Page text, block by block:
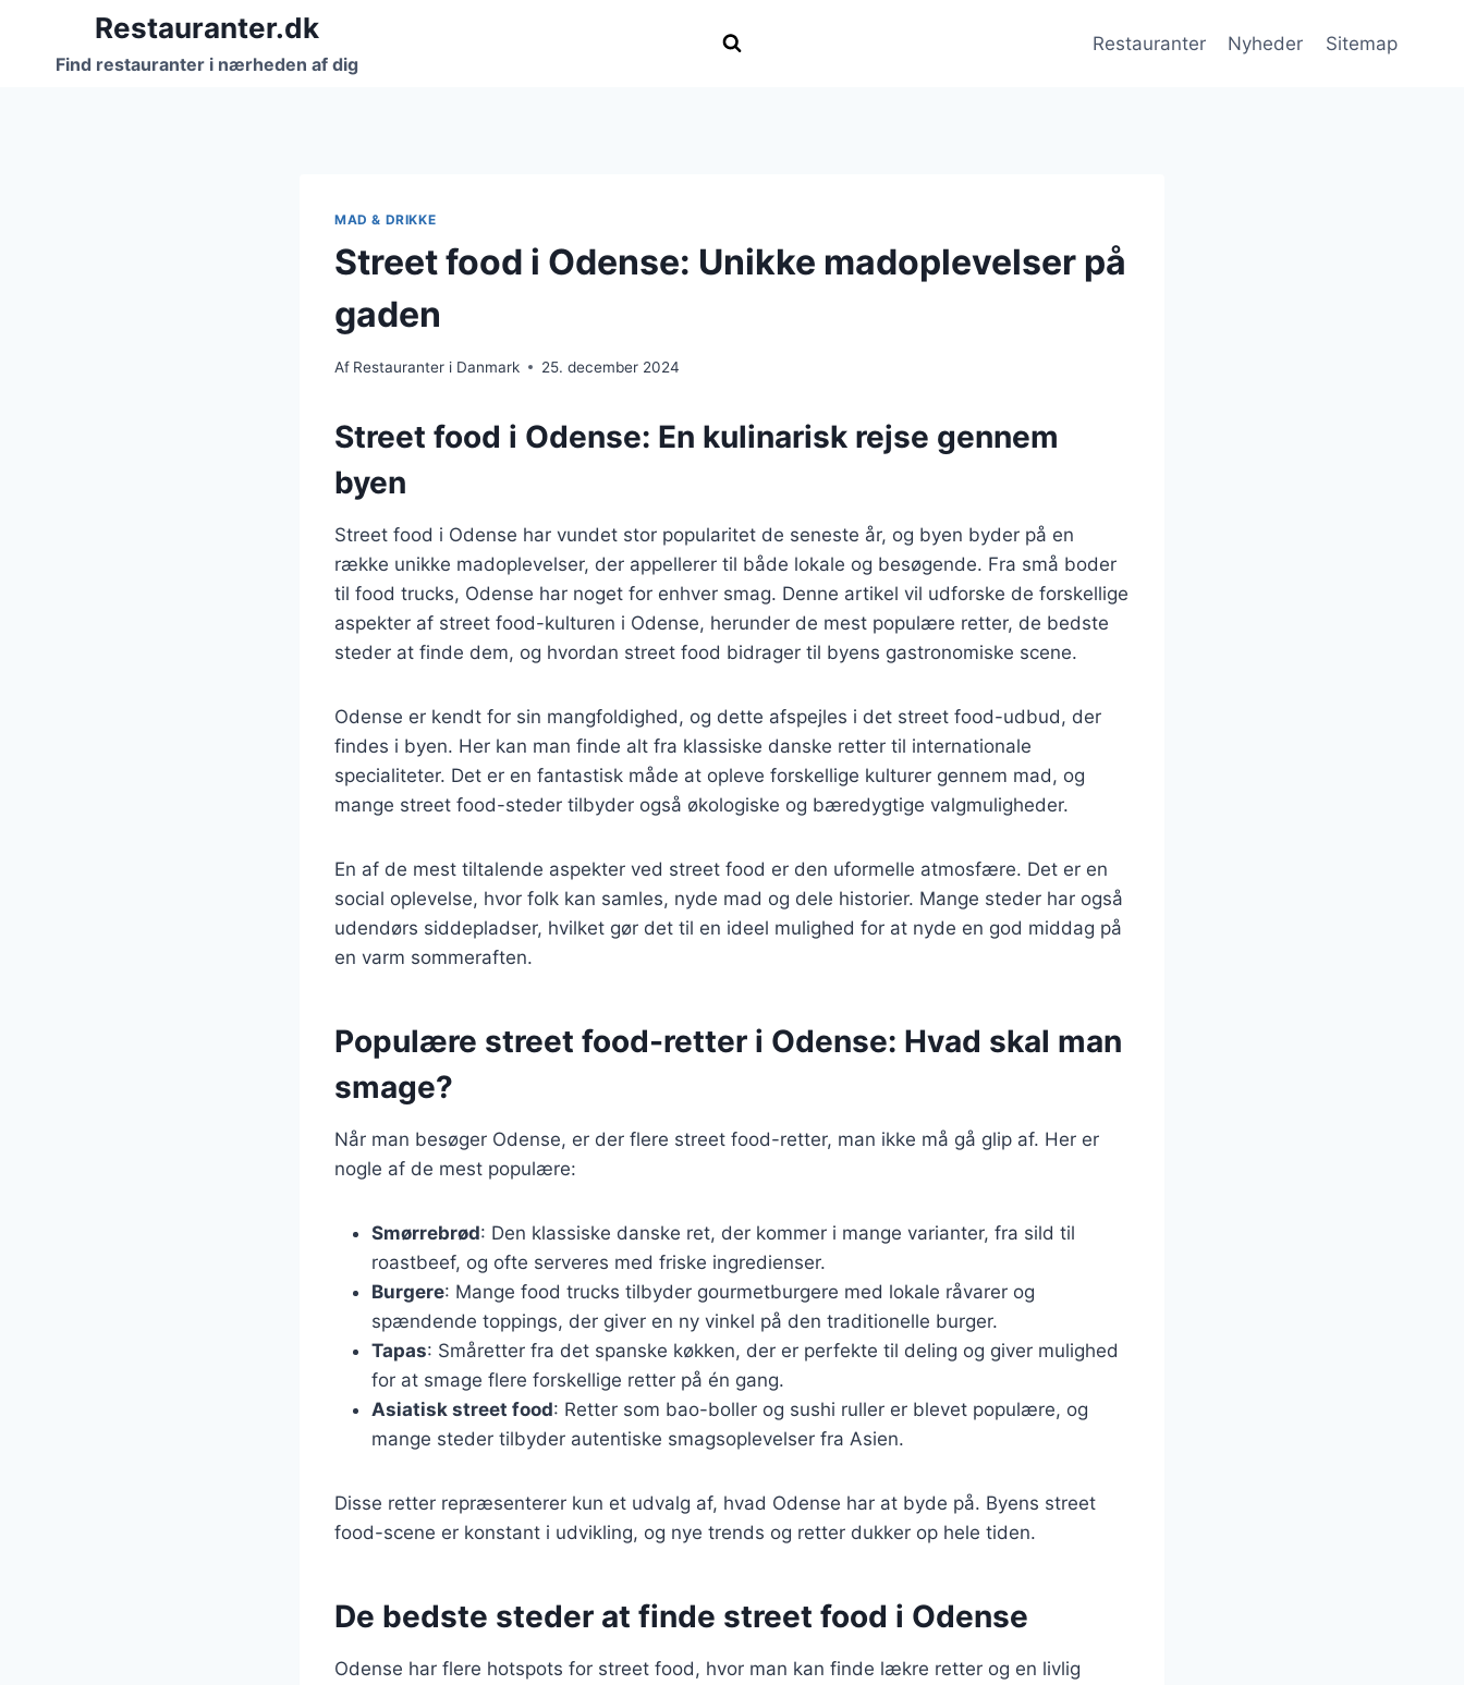
indhold
Restauranter.dk
Find restauranter i nærheden af dig
Restauranter Nyheder Sitemap
MAD & DRIKKE
Street food i Odense: Unikke madoplevelser på
gaden
Af Restauranter i Danmark 25. december 2024
Street food i Odense: En kulinarisk rejse gennem
byen
Street food i Odense har vundet stor popularitet de seneste år, og byen byder på en
række unikke madoplevelser, der appellerer til både lokale og besøgende. Fra små boder
til food trucks, Odense har noget for enhver smag. Denne artikel vil udforske de forskellige
aspekter af street food-kulturen i Odense, herunder de mest populære retter, de bedste
steder at finde dem, og hvordan street food bidrager til byens gastronomiske scene.
Odense er kendt for sin mangfoldighed, og dette afspejles i det street food-udbud, der
findes i byen. Her kan man finde alt fra klassiske danske retter til internationale
specialiteter. Det er en fantastisk måde at opleve forskellige kulturer gennem mad, og
mange street food-steder tilbyder også økologiske og bæredygtige valgmuligheder.
En af de mest tiltalende aspekter ved street food er den uformelle atmosfære. Det er en
social oplevelse, hvor folk kan samles, nyde mad og dele historier. Mange steder har også
udendørs siddepladser, hvilket gør det til en ideel mulighed for at nyde en god middag på
en varm sommeraften.
Populære street food-retter i Odense: Hvad skal man
smage?
Når man besøger Odense, er der flere street food-retter, man ikke må gå glip af. Her er
nogle af de mest populære:
Smørrebrød: Den klassiske danske ret, der kommer i mange varianter, fra sild til
roastbeef, og ofte serveres med friske ingredienser.
Burgere: Mange food trucks tilbyder gourmetburgere med lokale råvarer og
spændende toppings, der giver en ny vinkel på den traditionelle burger.
Tapas: Småretter fra det spanske køkken, der er perfekte til deling og giver mulighed
for at smage flere forskellige retter på én gang.
Asiatisk street food: Retter som bao-boller og sushi ruller er blevet populære, og
mange steder tilbyder autentiske smagsoplevelser fra Asien.
Disse retter repræsenterer kun et udvalg af, hvad Odense har at byde på. Byens street
food-scene er konstant i udvikling, og nye trends og retter dukker op hele tiden.
De bedste steder at finde street food i Odense
Odense har flere hotspots for street food, hvor man kan finde lækre retter og en livlig